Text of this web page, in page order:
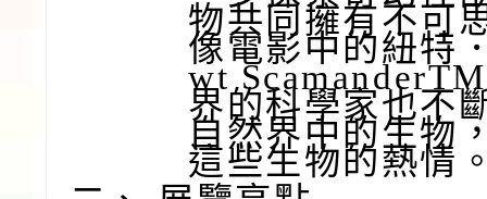
物共同擁有不可
像電影中的紐特
wt
界的科學家也不
自然界中的生物
這些生物的熱情